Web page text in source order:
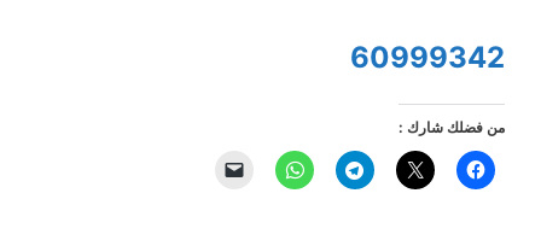
60999342
من فضلك شارك :